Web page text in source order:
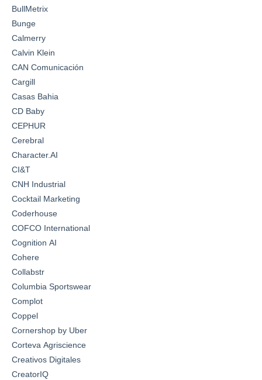
BullMetrix
Bunge
Calmerry
Calvin Klein
CAN Comunicación
Cargill
Casas Bahia
CD Baby
CEPHUR
Cerebral
Character.AI
CI&T
CNH Industrial
Cocktail Marketing
Coderhouse
COFCO International
Cognition AI
Cohere
Collabstr
Columbia Sportswear
Complot
Coppel
Cornershop by Uber
Corteva Agriscience
Creativos Digitales
CreatorIQ